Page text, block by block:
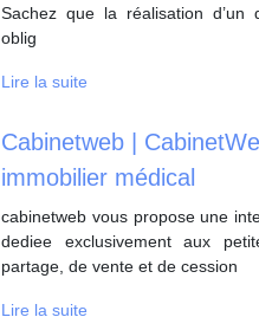
Sachez que la réalisation d’un
oblig
Lire la suite
Cabinetweb |
immobilier médical
cabinetweb vous propose une
dediee exclusivement aux
partage, de vente et de cession
Lire la suite